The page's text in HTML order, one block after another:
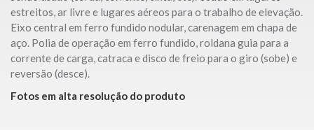
estreitos, ar livre e lugares aéreos para o trabalho de elevação.
Eixo central em ferro fundido nodular, carenagem em chapa de
aço. Polia de operação em ferro fundido, roldana guia para a
corrente de carga, catraca e disco de freio para o giro (sobe) e
reversão (desce).
Fotos em alta resolução do produto